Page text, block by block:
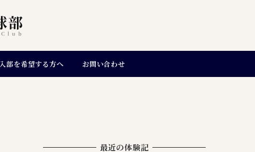
入部を希望する方へ お問い合わせ
最近の体験記